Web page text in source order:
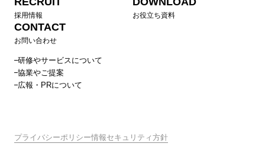
採用情報 お役立ち資料
CONTACT
お問い合わせ
研修やサービスについて
協業やご提案
広報・PRについて
プライバシーポリシー情報セキュリティ方針